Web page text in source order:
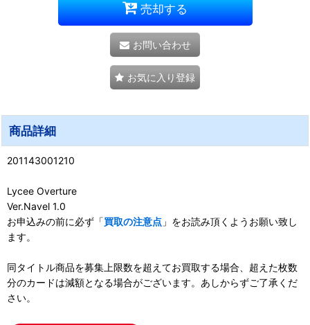
売却する
お問い合わせ
お気に入り登録
商品詳細
201143001210
Lycee Overture
Ver.Navel 1.0
お申込みの前に必ず「買取の注意点 」をお読み頂くようお願い致し
ます。
同タイトル商品を募集上限数を超えてお買取する場合、超えた枚数
分のカードは減額となる場合がございます。あしからずご了承くだ
さい。